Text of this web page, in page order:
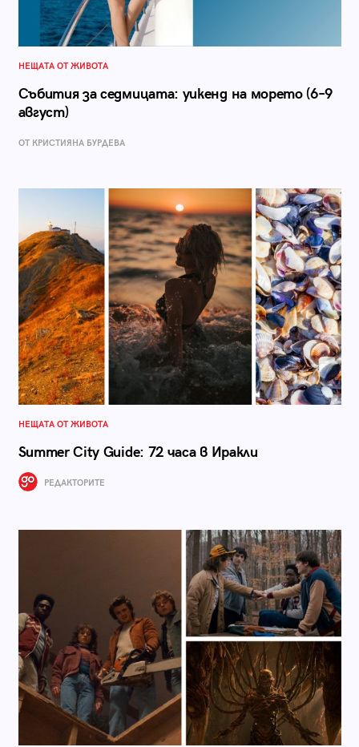
НЕЩАТА ОТ ЖИВОТА
Събития за седмицата: уикенд на морето (6–9
август)
ОТ КРИСТИЯНА БУРДЕВА
НЕЩАТА ОТ ЖИВОТА
Summer City Guide: 72 часа в Иракли
РЕДАКТОРИТЕ